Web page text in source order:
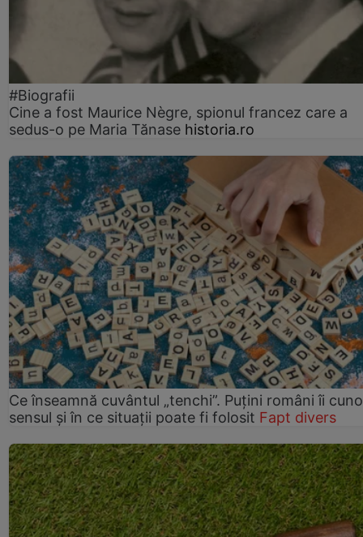
#Biografii
Cine a fost Maurice Nègre, spionul francez care a
sedus-o pe Maria Tănase historia.ro
Ce înseamnă cuvântul „tenchi”. Puțini români îi
sensul și în ce situații poate fi folosit Fapt divers